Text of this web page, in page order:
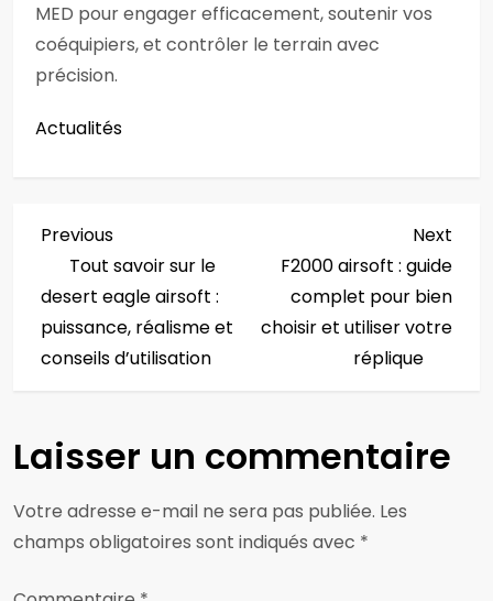
MED pour engager efficacement, soutenir vos
coéquipiers, et contrôler le terrain avec
précision.
Actualités
N
a
v
g
a
t
i
Previous
Post
Previous
Tout savoir sur le
desert eagle airsoft :
puissance, réalisme et
conseils d’utilisation
Post
Next
F2000 airsoft : guide
complet pour bien
choisir et utiliser votre
réplique
Laisser un commentaire
Votre adresse e-mail ne sera pas publiée. Les
champs obligatoires sont indiqués avec *